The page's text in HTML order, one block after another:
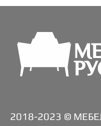
2018-2023 ©